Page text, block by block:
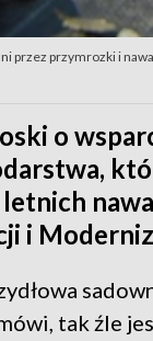
przez przymrozki i
o
i
tak źle